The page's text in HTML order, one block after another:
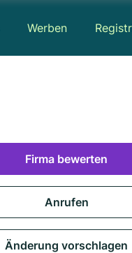
Werben
Firma bewerten
Anrufen
Änderung vorschlagen